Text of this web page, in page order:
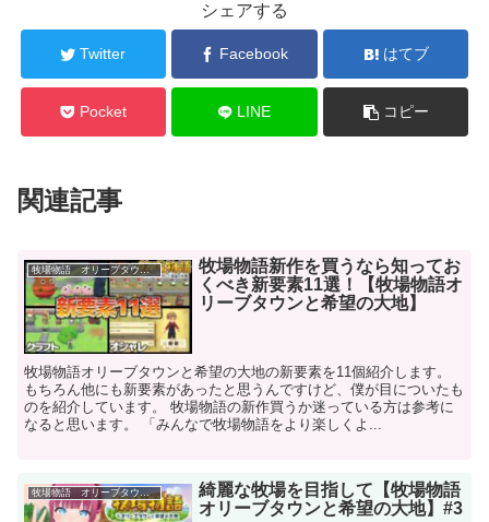
シェアする
Twitter Facebook はてブ
Pocket LINE コピー
関連記事
牧場物語 オリーブタウンと希望の大地
牧場物語新作を買うなら知ってお
くべき新要素11選！【牧場物語オ
リーブタウンと希望の大地】
牧場物語オリーブタウンと希望の大地の新要素を11個紹介します。
もちろん他にも新要素があったと思うんですけど、僕が目についたも
のを紹介しています。 牧場物語の新作買うか迷っている方は参考に
なると思います。 「みんなで牧場物語をより楽しくよ...
牧場物語 オリーブタウンと希望の大地
綺麗な牧場を目指して【牧場物語
オリーブタウンと希望の大地】#3